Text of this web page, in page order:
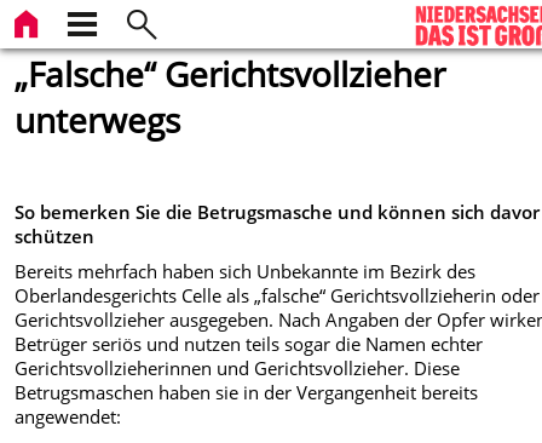
„Falsche“ Gerichtsvollzieher
unterwegs
So bemerken Sie die Betrugsmasche und können sich davor
schützen
Bereits mehrfach haben sich Unbekannte im Bezirk des
Oberlandesgerichts Celle als „falsche“ Gerichtsvollzieherin oder
Gerichtsvollzieher ausgegeben. Nach Angaben der Opfer
Betrüger seriös und nutzen teils sogar die Namen echter
Gerichtsvollzieherinnen und Gerichtsvollzieher. Diese
Betrugsmaschen haben sie in der Vergangenheit bereits
angewendet: